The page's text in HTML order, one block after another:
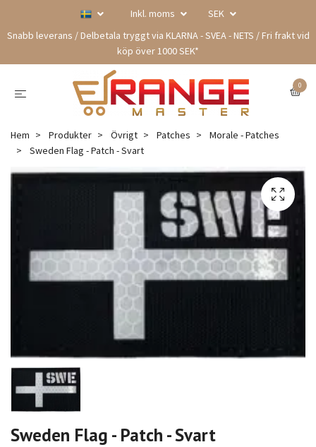
Inkl. moms
SEK
Snabb leverans / Delbetala tryggt via KLARNA - SVEA - NETS / Fri frakt vid
köp över 1000 SEK*
0
Hem Produkter Övrigt Patches
Morale - Patches
Sweden Flag - Patch - Svart
Sweden Flag - Patch - Svart